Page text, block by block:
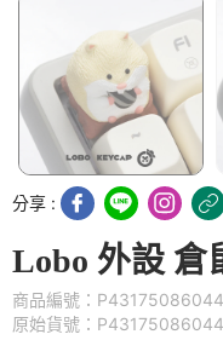
分享 :
Lobo 外設 倉
商品編號：
原始貨號：